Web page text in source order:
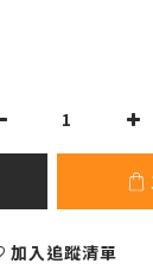
加入追蹤清單